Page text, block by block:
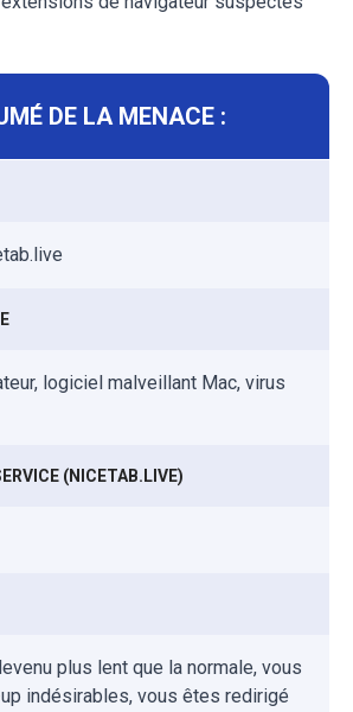
DE LA MENACE :
logiciel malveillant Mac, virus
(NICETAB.LIVE)
plus lent que la normale, vous
indésirables, vous êtes redirigé